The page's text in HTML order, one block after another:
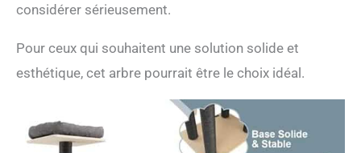
suivre pour faciliter
considérer sérieusement.
Pour ceux qui souhaitent une solution solide et
esthétique, cet arbre pourrait être le choix idéal.